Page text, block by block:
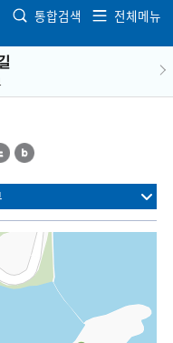
통합검색 전체메뉴
블로그